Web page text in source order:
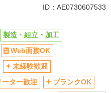
ID：AE0730607533
製造・組立・加工
Web面接OK
未経験歓迎
ーター歓迎
ブランクOK